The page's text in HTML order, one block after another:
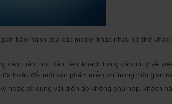
bảo hành của các model khác nhau có thể
tuân thủ. Đầu tiên, khách hàng cần lưu ý về
hoặc đổi mới sản phẩm miễn phí trong thời gian
hoặc sử dụng với điện áp không phù hợp, khách